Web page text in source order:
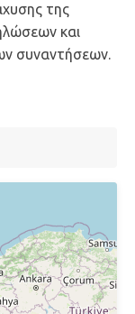
της
και
συναντήσεων.